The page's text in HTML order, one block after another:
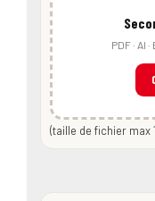
PDF · AI
(taille de fichier max